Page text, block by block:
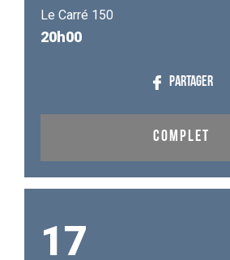
Le Carré 150
20h00
PARTAGER
COMPLET
17